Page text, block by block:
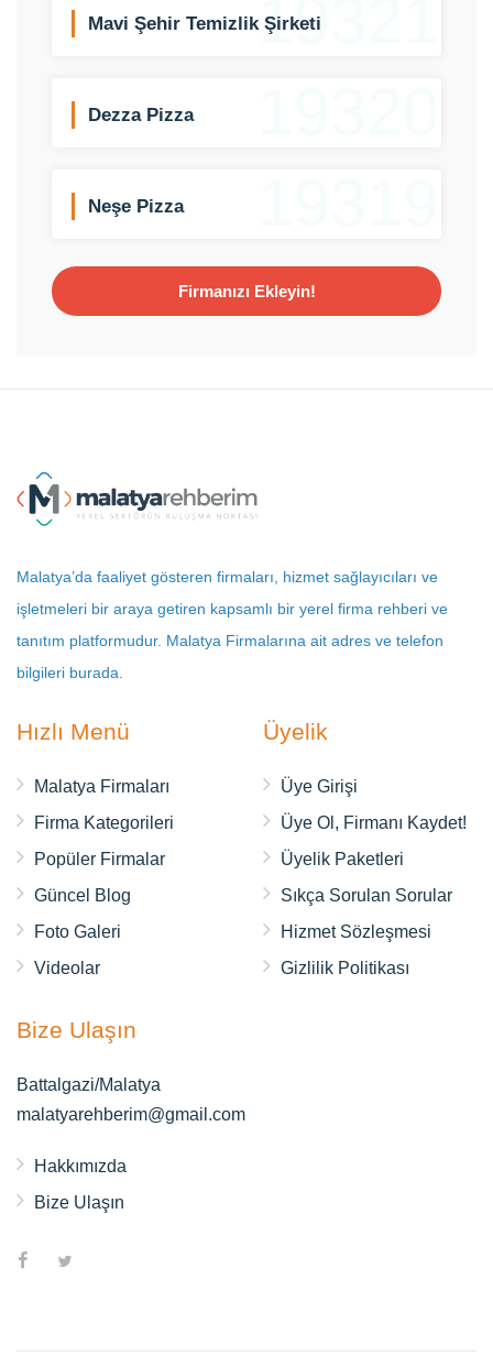
19321
Mavi Şehir Temizlik Şirketi
Dezza Pizza
Neşe Pizza
Firmanızı Ekleyin!
Malatya’da faaliyet gösteren firmaları, hizmet sağlayıcıları ve
işletmeleri bir araya getiren kapsamlı bir yerel firma rehberi ve
tanıtım platformudur. Malatya Firmalarına ait adres ve telefon
bilgileri burada.
Hızlı Menü
Malatya Firmaları
Firma Kategorileri
Popüler Firmalar
Güncel Blog
Foto Galeri
Videolar
Üyelik
Üye Girişi
Üye Ol, Firmanı Kaydet!
Üyelik Paketleri
Sıkça Sorulan Sorular
Hizmet Sözleşmesi
Gizlilik Politikası
Bize Ulaşın
Battalgazi/Malatya
malatyarehberim@gmail.com
Hakkımızda
Bize Ulaşın